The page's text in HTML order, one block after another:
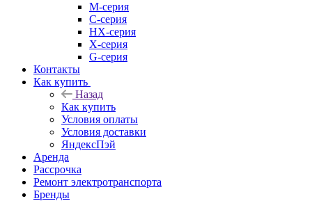
M-серия
С-серия
HX-серия
X-серия
G-серия
Контакты
Как купить
Назад
Как купить
Условия оплаты
Условия доставки
ЯндексПэй
Аренда
Рассрочка
Ремонт электротранспорта
Бренды